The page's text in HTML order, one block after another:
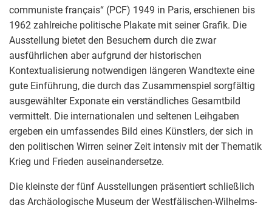
communiste français“ (PCF) 1949 in Paris, erschienen bis
1962 zahlreiche politische Plakate mit seiner Grafik. Die
Ausstellung bietet den Besuchern durch die zwar
ausführlichen aber aufgrund der historischen
Kontextualisierung notwendigen längeren Wandtexte eine
gute Einführung, die durch das Zusammenspiel sorgfältig
ausgewählter Exponate ein verständliches Gesamtbild
vermittelt. Die internationalen und seltenen Leihgaben
ergeben ein umfassendes Bild eines Künstlers, der sich in
den politischen Wirren seiner Zeit intensiv mit der Thematik
Krieg und Frieden auseinandersetze.
Die kleinste der fünf Ausstellungen präsentiert schließlich
das Archäologische Museum der Westfälischen-Wilhelms-